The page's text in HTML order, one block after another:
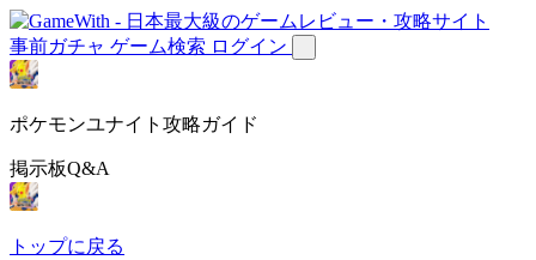
事前ガチャ ゲーム検索 ログイン
ポケモンユナイト攻略ガイド
掲示板Q&A
トップに戻る